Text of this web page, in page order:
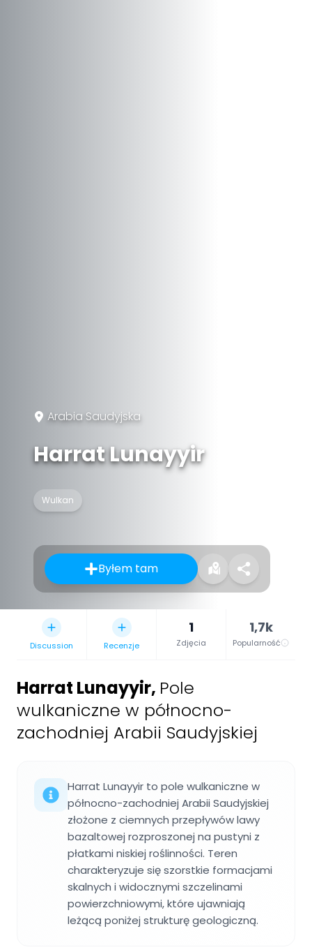
Arabia Saudyjska
Harrat Lunayyir
Wulkan
Byłem tam
Discussion Recenzje
1
Zdjęcia
1,7k
Popularność
Harrat Lunayyir, Pole
wulkaniczne w północno-
zachodniej Arabii Saudyjskiej
Harrat Lunayyir to pole wulkaniczne w
północno-zachodniej Arabii Saudyjskiej
złożone z ciemnych przepływów lawy
bazaltowej rozproszonej na pustyni z
płatkami niskiej roślinności. Teren
charakteryzuje się szorstkie formacjami
skalnych i widocznymi szczelinami
powierzchniowymi, które ujawniają
leżącą poniżej strukturę geologiczną.